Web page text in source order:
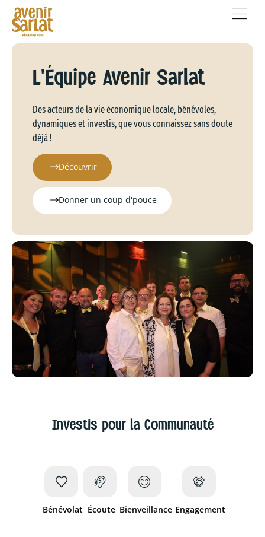
L'Équipe Avenir Sarlat
Des acteurs de la vie économique locale, bénévoles,
dynamiques et investis, que vous connaissez sans doute
déjà !
Découvrir
Donner un coup d'pouce
Investis pour la Communauté
Bénévolat Écoute Bienveillance Engagement